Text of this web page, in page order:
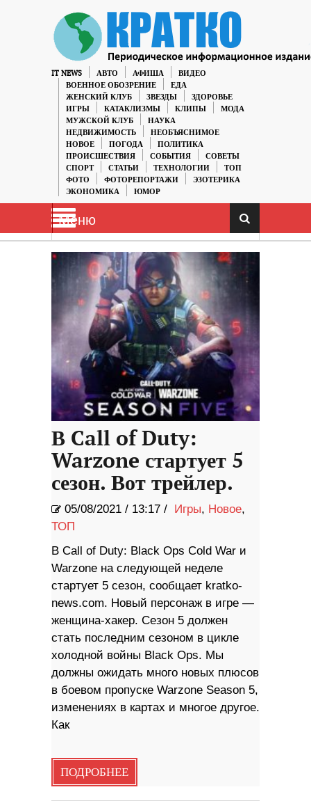
IT NEWS АВТО АФИША
ВИДЕО
ВОЕННОЕ ОБОЗРЕНИЕ
ЕДА
ЖЕНСКИЙ КЛУБ
ЗВЕЗДЫ
ЗДОРОВЬЕ
ИГРЫ
КАТАКЛИЗМЫ КЛИПЫ
МОДА
МУЖСКОЙ КЛУБ
НАУКА
НЕДВИЖИМОСТЬ
НЕОБЪЯСНИМОЕ
НОВОЕ
ПОГОДА
ПОЛИТИКА
ПРОИСШЕСТВИЯ
СОБЫТИЯ
СОВЕТЫ
СПОРТ
СТАТЬИ ТЕХНОЛОГИИ
ТОП
ФОТО
ФОТОРЕПОРТАЖИ
ЭЗОТЕРИКА
ЭКОНОМИКА
ЮМОР
Меню
В Call of Duty:
Warzone стартует 5
сезон. Вот трейлер.
05/08/2021 / 13:17 / Игры, Новое,
ТОП
В Call of Duty: Black Ops Cold War и
Warzone на следующей неделе
стартует 5 сезон, сообщает kratko-
news.com. Новый персонаж в игре —
женщина-хакер. Сезон 5 должен
стать последним сезоном в цикле
холодной войны Black Ops. Мы
должны ожидать много новых плюсов
в боевом пропуске Warzone Season 5,
изменениях в картах и многое другое.
Как
ПОДРОБНЕЕ